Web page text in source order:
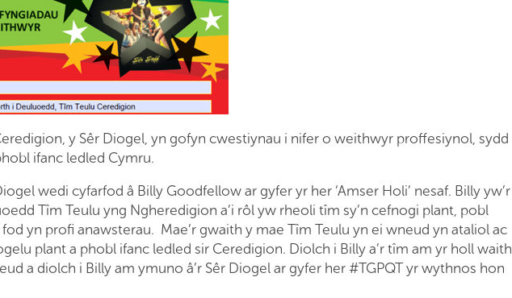
y Sêr Diogel, yn gofyn cwestiynau i nifer o weithwyr proffesiynol, sydd
ifanc ledled Cymru.
wedi cyfarfod â Billy Goodfellow ar gyfer yr her ‘Amser Holi’ nesaf. Billy yw’r
Tîm Teulu yng Ngheredigion a’i rôl yw rheoli tîm sy’n cefnogi plant, pobl
yn profi anawsterau. Mae’r gwaith y mae Tîm Teulu yn ei wneud yn ataliol ac
plant a phobl ifanc ledled sir Ceredigion. Diolch i Billy a’r tîm am yr holl waith
a diolch i Billy am ymuno â’r Sêr Diogel ar gyfer her #TGPQT yr wythnos hon